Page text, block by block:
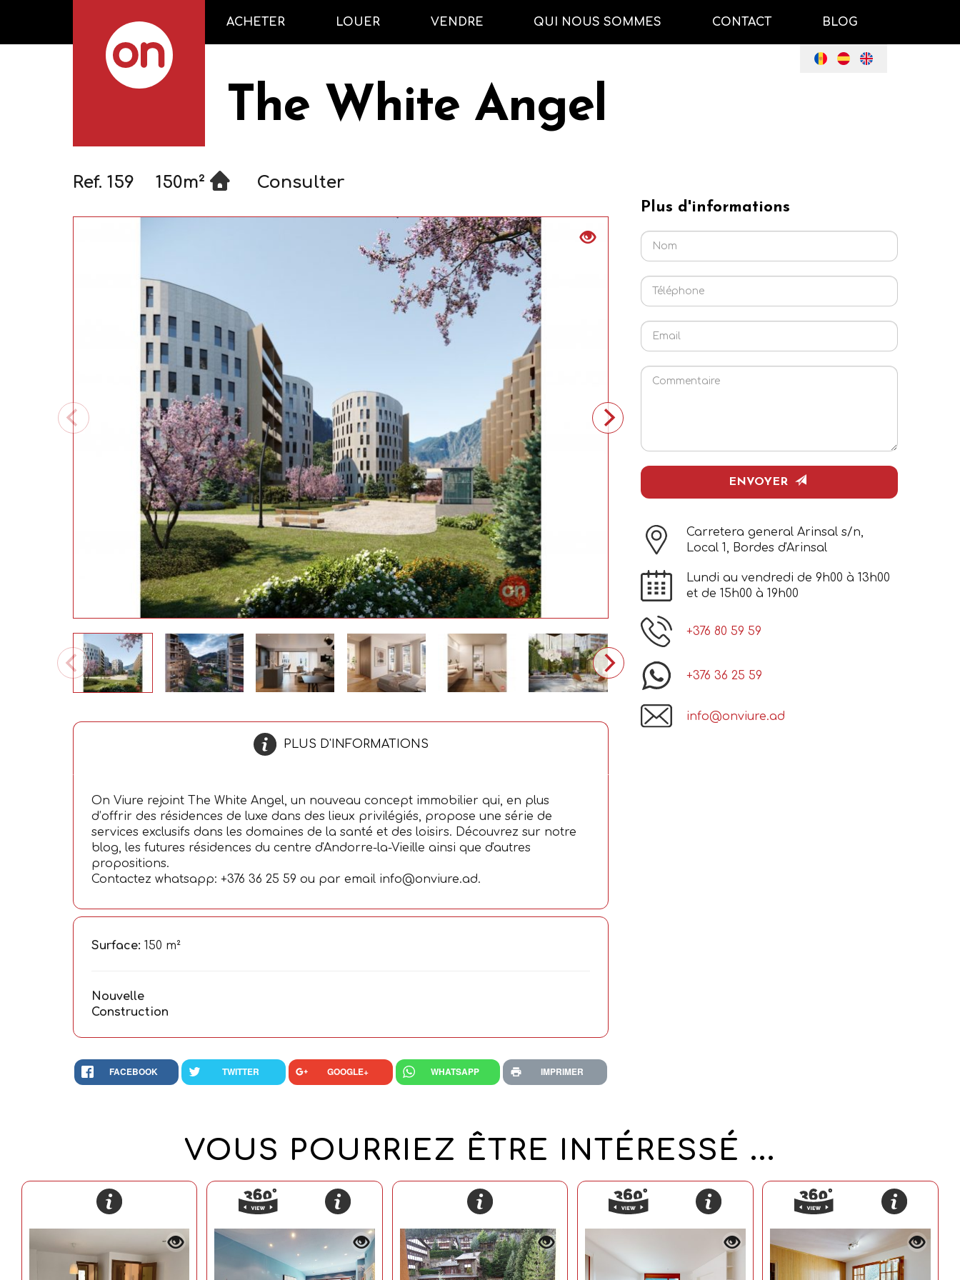
ACHETER LOUER VENDRE QUI NOUS SOMMES CONTACT BLOG
The White Angel
Ref. 159 150m² Consulter
PLUS D'INFORMATIONS
On Viure rejoint The White Angel, un nouveau concept immobilier qui, en plus
d’offrir des résidences de luxe dans des lieux privilégiés, propose une série de
services exclusifs dans les domaines de la santé et des loisirs. Découvrez sur notre
blog, les futures résidences du centre d'Andorre-la-Vieille ainsi que d'autres
propositions.
Contactez whatsapp: +376 36 25 59 ou par email info@onviure.ad.
Surface: 150 m²
Nouvelle
Construction
FACEBOOK TWITTER GOOGLE+ WHATSAPP IMPRIMER
Plus d'informations
Nom
Téléphone
Email
Commentaire
ENVOYER
Carretera general Arinsal s/n,
Local 1, Bordes d'Arinsal
Lundi au vendredi de 9h00 à 13h00
et de 15h00 à 19h00
+376 80 59 59
+376 36 25 59
info@onviure.ad
VOUS POURRIEZ ÊTRE INTÉRESSÉ ...